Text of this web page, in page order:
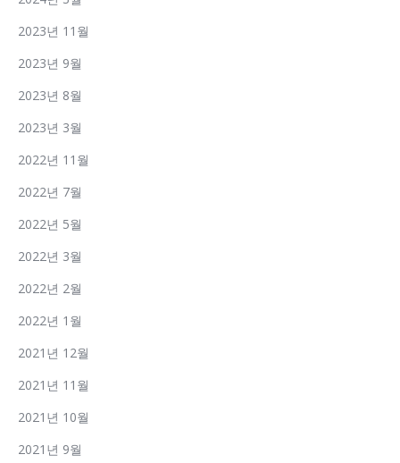
2023년 11월
2023년 9월
2023년 8월
2023년 3월
2022년 11월
2022년 7월
2022년 5월
2022년 3월
2022년 2월
2022년 1월
2021년 12월
2021년 11월
2021년 10월
2021년 9월